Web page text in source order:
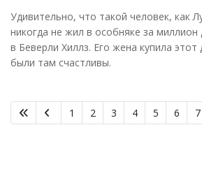
Удивительно, что такой человек, как
никогда не жил в особняке за миллион
в Беверли Хиллз. Его жена купила
были там счастливы.
1 2 3 4 5 6 7